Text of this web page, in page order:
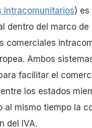
Intracomunitarios) es
dentro del marco de
comerciales
Ambos
facilitar el
los estados
al mismo tiempo la
del IVA.